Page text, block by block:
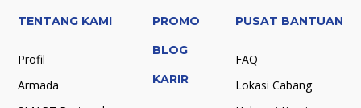
TENTANG KAMI
Profil
Armada
PROMO
BLOG
KARIR
PUSAT BANTUAN
FAQ
Lokasi Cabang